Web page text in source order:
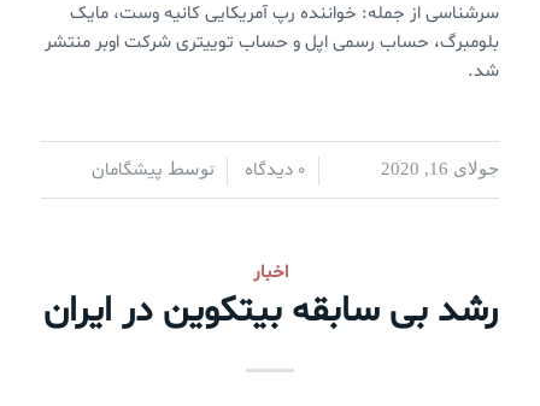
سرشناسی از جمله: خواننده رپ آمریکایی کانیه وست، مایک
بلومبرگ، حساب رسمی اپل و حساب توییتری شرکت اوبر منتشر
شد.
جولای 16, 2020 / 0 دیدگاه
/ توسط پیشگامان
اخبار
رشد بی سابقه بیتکوین در ایران